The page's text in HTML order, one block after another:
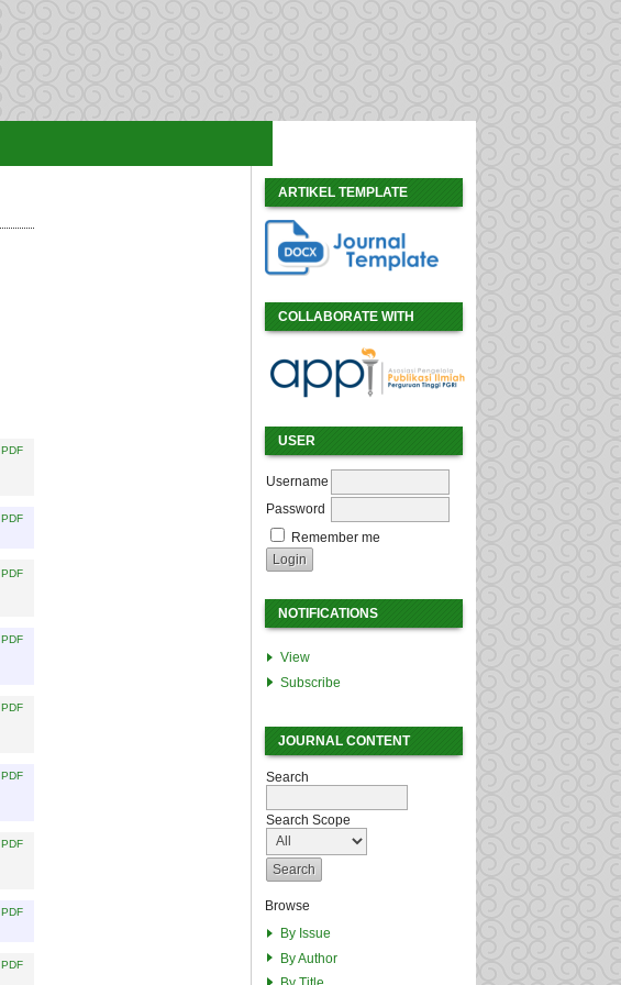
ARTIKEL TEMPLATE
COLLABORATE WITH
USER
Username
Password
Remember me
NOTIFICATIONS
View
Subscribe
JOURNAL CONTENT
Search
Search Scope
Browse
By Issue
By Author
PDF
PDF
PDF
PDF
PDF
PDF
PDF
PDF
PDF